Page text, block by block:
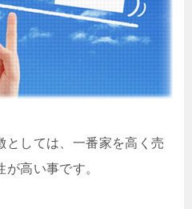
としては、一番家を高く売
高い事です。